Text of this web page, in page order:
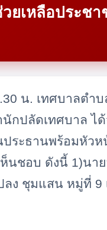
ยเหลือประช
น. เทศบาลต
กปลัดเทศบาล ไ
ระธานพร้อมหัวห
นชอบ ดังนี้ 1)น
ง ชุมแสน หมู่ที่ 9